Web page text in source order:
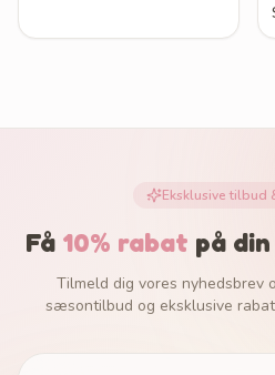
Eksklusive tilbud
Få 10% rabat på
Tilmeld dig vores nyhedsbrev
sæsontilbud og eksklusive